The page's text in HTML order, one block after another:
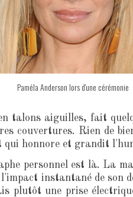
Paméla Anderson lors d'une cérémonie
talons aiguilles, fait
couvertures. Rien de
qui honnore et grandit
personnel est là. La
instantané de son
plutôt une prise